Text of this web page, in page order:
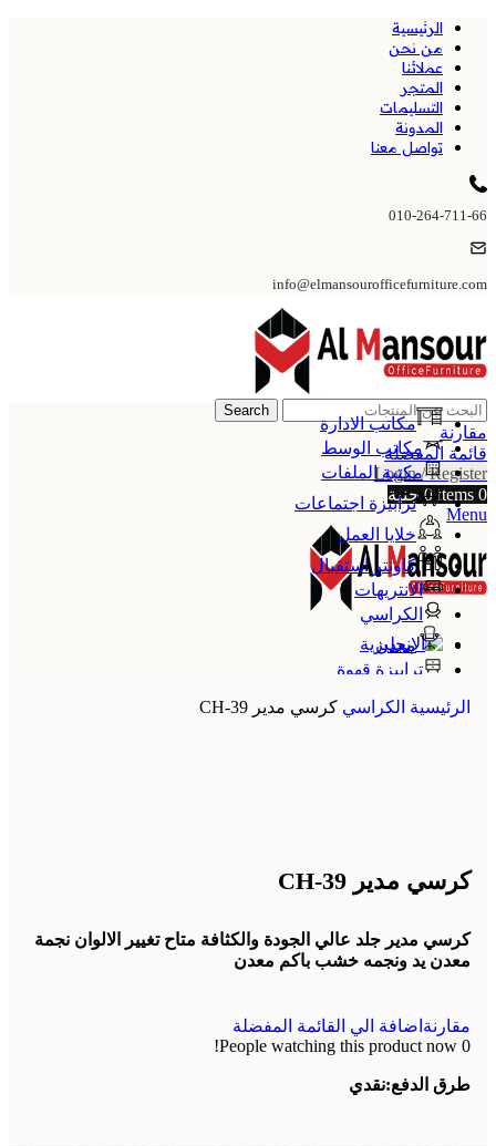
الرئيسية
من نحن
عملائنا
المتجر
التسليمات
المدونة
تواصل معنا
010-264-711-66
info@elmansourofficefurniture.com
Search
مقارنة
قائمة المفضلة
Login / Register
0
items
0 جنية
Menu
مكاتب الادارة
مكاتب الوسط
مكتبة الملفات
ترابيزة اجتماعات
خلايا العمل
كاونتر استقبال
الانتريهات
الكراسي
معدن
ترابيزة قهوة
الرئيسية الكراسي كرسي مدير CH-39
كرسي مدير CH-39
كرسي مدير جلد عالي الجودة والكثافة متاح تغيير الالوان نجمة
معدن يد ونجمه خشب باكم معدن
مقارنة اضافة الي القائمة المفضلة
0
People watching this product now!
طرق الدفع:نقدي